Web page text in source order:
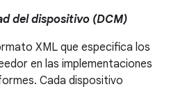
del dispositivo (DCM)
XML que especifica los
en las implementaciones
Cada dispositivo